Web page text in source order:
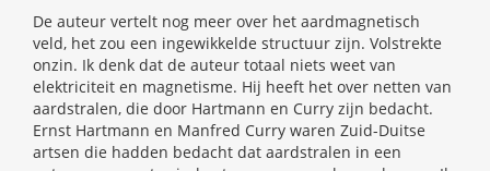
De auteur vertelt nog meer over het aardmagnetisch
veld, het zou een ingewikkelde structuur zijn. Volstrekte
onzin. Ik denk dat de auteur totaal niets weet van
elektriciteit en magnetisme. Hij heeft het over netten van
aardstralen, die door Hartmann en Curry zijn bedacht.
Ernst Hartmann en Manfred Curry waren Zuid-Duitse
artsen die hadden bedacht dat aardstralen in een